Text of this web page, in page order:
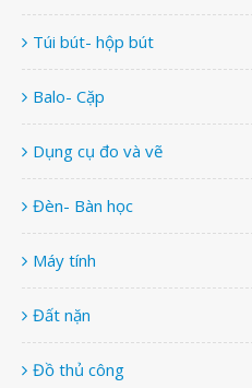
Túi bút- hộp bút
Balo- Cặp
Dụng cụ đo và vẽ
Đèn- Bàn học
Máy tính
Đất nặn
Đồ thủ công